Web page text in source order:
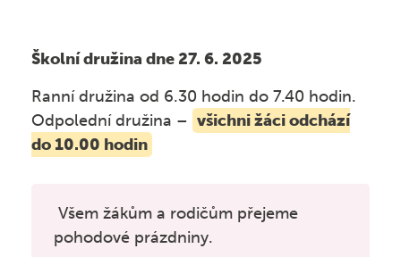
Školská rada
Veřejné zakázky
Nabídka práce
Žáci s PAS a jiným ZP
Kroužky
Fotogalerie ZŠ
Školní poradenské pracoviště
Kontakt
Vyhledávání
Omlouvání žáků
Školní družina dne 27. 6. 2025
Ranní družina od 6.30 hodin do 7.40 hodin.
Odpolední družina – všichni žáci odchází
do 10.00 hodin
Všem žákům a rodičům přejeme
pohodové prázdniny.